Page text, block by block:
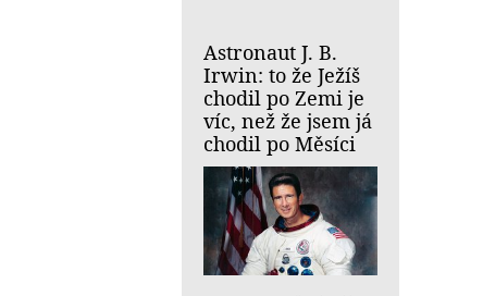
Astronaut J. B.
Irwin: to že Ježíš
chodil po Zemi je
víc, než že jsem já
chodil po Měsíci